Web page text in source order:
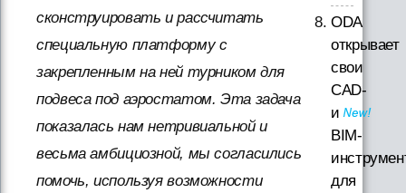
сконструировать и рассчитать
специальную платформу с
закрепленным на ней турником для
подвеса под аэростатом. Эта задача
показалась нам нетривиальной и
весьма амбициозной, мы согласились
помочь, используя возможности
ODA
открывает
свои
CAD-
и
BIM-
для